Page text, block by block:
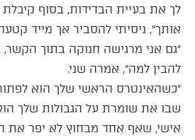
לך את בעיית הבדידות, בסוף
אותך״, ניסיתי להסביר אך מייד
״גם אני מרגישה חנוקה בתוך
להבין למה״, אמרה שני.
״כשהאינטרס הראשי שלך הוא
שבו את שומרת על הגבולות שלך
אישי, שאף אחד מבחוץ לא יפר את